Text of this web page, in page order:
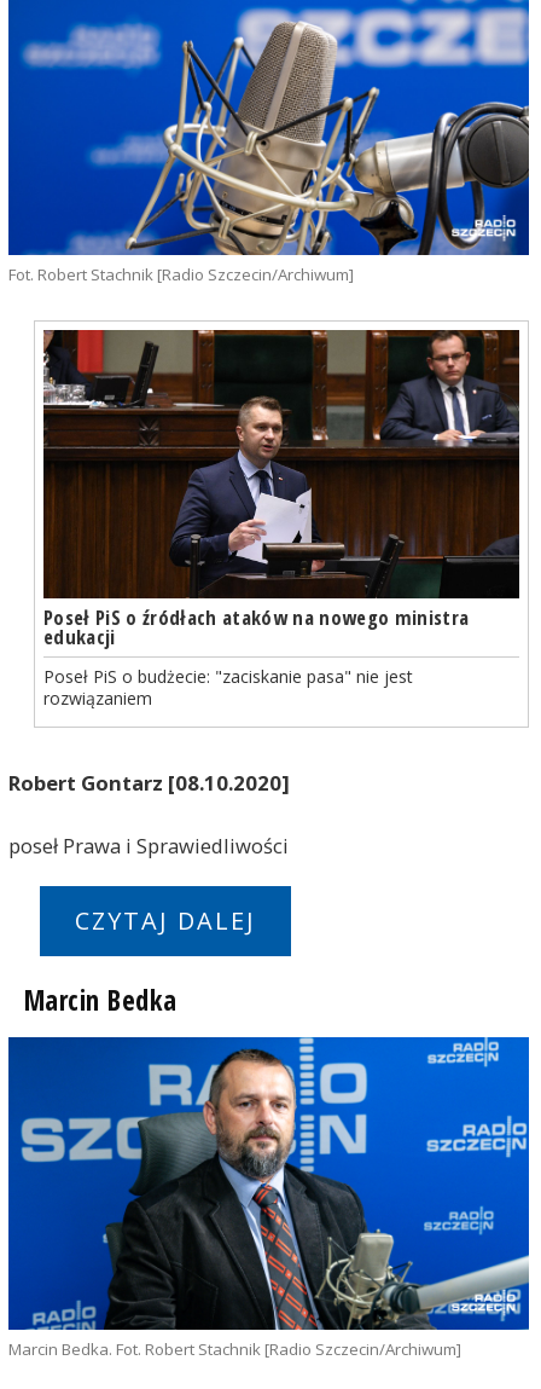
Fot. Robert Stachnik [Radio Szczecin/Archiwum]
Poseł PiS o źródłach ataków na nowego ministra
edukacji
Poseł PiS o budżecie: "zaciskanie pasa" nie jest
rozwiązaniem
Robert Gontarz [08.10.2020]
poseł Prawa i Sprawiedliwości
CZYTAJ DALEJ
Marcin Bedka
Marcin Bedka. Fot. Robert Stachnik [Radio Szczecin/Archiwum]